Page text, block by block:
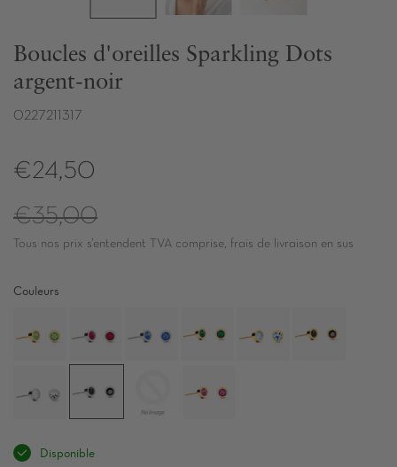
Boucles d'oreilles Sparkling Dots
argent-noir
0227211317
€24,50
Prix
régulier
€35,00
Tous nos prix s’entendent TVA comprise, frais de livraison en sus
Couleurs
Disponible